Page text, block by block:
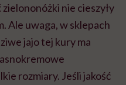
zielononóżki nie cieszyły
Ale uwaga, w sklepach
jajo tej kury ma
rozmiary. Jeśli jakość